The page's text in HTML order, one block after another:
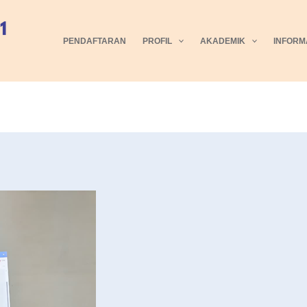
PENDAFTARAN PROFIL AKADEMIK